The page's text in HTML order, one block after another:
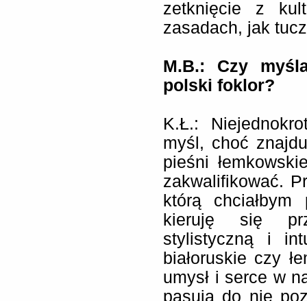
zetknięcie z
zasadach, jak
M.B.:
Czy
polski foklor?
K.Ł.:
myśl, choć
pieśni
zakwalifikować.
którą
kieruję się
stylistyczną i
białoruskie czy
umysł i serce w
pasują do nie